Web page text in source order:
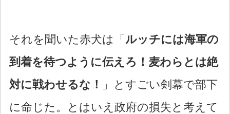
それを聞いた赤犬は「 ルッチには海軍の
到着を待つように伝えろ！麦わらとは絶
対に戦わせるな！
」とすごい剣幕で部下
に命じた。とはいえ政府の損失と考えて